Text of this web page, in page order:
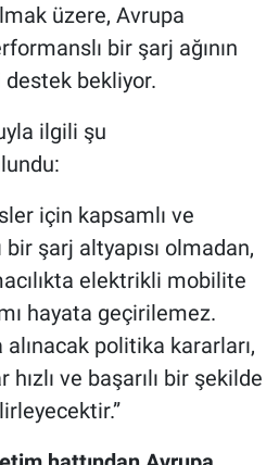
üzere, Avrupa
bir şarj ağının
destek bekliyor.
ilgili şu
için kapsamlı ve
şarj altyapısı olmadan,
elektrikli mobilite
hayata geçirilemez.
politika kararları,
ve başarılı bir şekilde